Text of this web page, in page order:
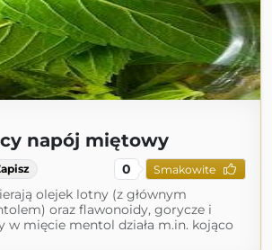
napój miętowy
0 Smakowite
olejek lotny (z głównym
oraz flawonoidy, gorycze i
w mięcie mentol działa m.in. kojąco